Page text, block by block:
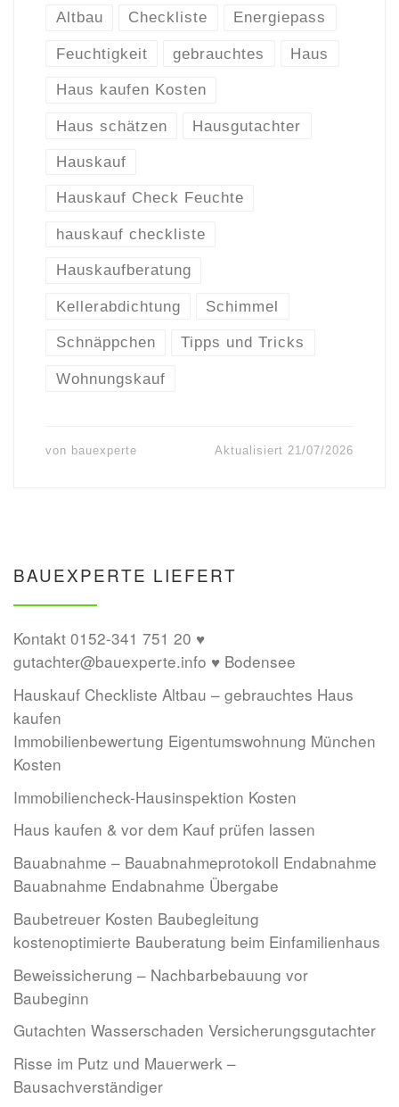
Altbau Checkliste Energiepass
Feuchtigkeit gebrauchtes Haus
Haus kaufen Kosten
Haus schätzen Hausgutachter
Hauskauf
Hauskauf Check Feuchte
hauskauf checkliste
Hauskaufberatung
Kellerabdichtung Schimmel
Schnäppchen Tipps und Tricks
Wohnungskauf
von bauexperte Aktualisiert21/07/2026
BAUEXPERTE LIEFERT
Kontakt 0152-341 751 20 ♥
gutachter@bauexperte.info ♥ Bodensee
Hauskauf Checkliste Altbau – gebrauchtes Haus
kaufen
Immobilienbewertung Eigentumswohnung München
Kosten
Immobiliencheck-Hausinspektion Kosten
Haus kaufen & vor dem Kauf prüfen lassen
Bauabnahme – Bauabnahmeprotokoll Endabnahme
Bauabnahme Endabnahme Übergabe
Baubetreuer Kosten Baubegleitung
kostenoptimierte Bauberatung beim Einfamilienhaus
Beweissicherung – Nachbarbebauung vor
Baubeginn
Gutachten Wasserschaden Versicherungsgutachter
Risse im Putz und Mauerwerk –
Bausachverständiger